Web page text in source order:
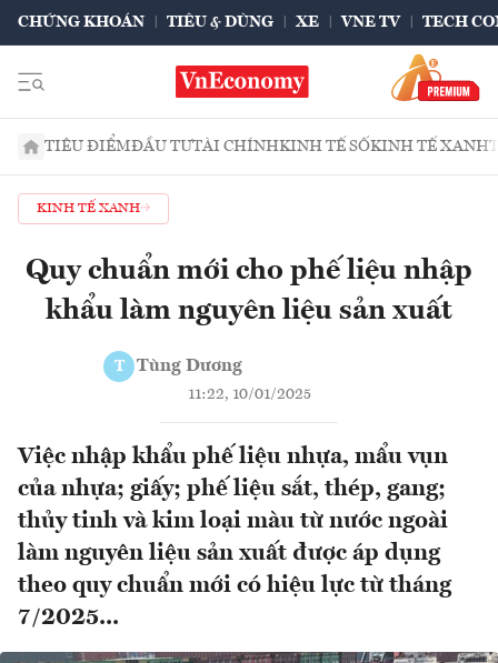
CHỨNG KHOÁN TIÊU & DÙNG XE VNE TV TECH
TIÊU ĐIỂMĐẦU TƯTÀI CHÍNHKINH TẾ SỐKINH TẾ XANH
KINH TẾ XANH
Quy chuẩn mới cho phế liệu nhập
khẩu làm nguyên liệu sản xuất
T Tùng Dương
11:22, 10/01/2025
Việc nhập khẩu phế liệu nhựa, mẩu vụn
của nhựa; giấy; phế liệu sắt, thép, gang;
thủy tinh và kim loại màu từ nước ngoài
làm nguyên liệu sản xuất được áp dụng
theo quy chuẩn mới có hiệu lực từ tháng
7/2025...